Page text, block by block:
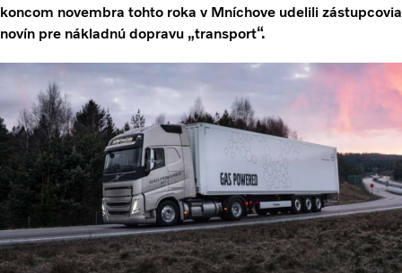
koncom novembra tohto roka v Mníchove udelili zástupcovia
novín pre nákladnú dopravu „transport“.